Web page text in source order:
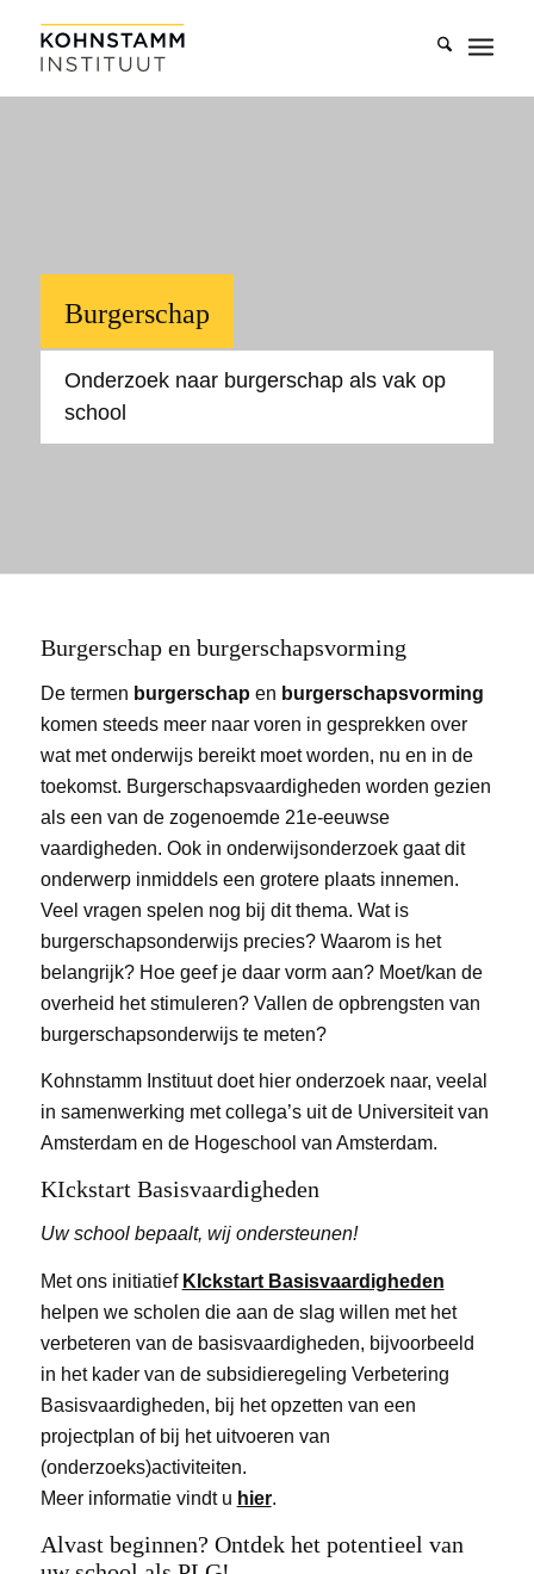
Burgerschap
Onderzoek naar burgerschap als vak op
school
Burgerschap en burgerschapsvorming
De termen burgerschap en burgerschapsvorming
komen steeds meer naar voren in gesprekken over
wat met onderwijs bereikt moet worden, nu en in de
toekomst. Burgerschapsvaardigheden worden gezien
als een van de zogenoemde 21e-eeuwse
vaardigheden. Ook in onderwijsonderzoek gaat dit
onderwerp inmiddels een grotere plaats innemen.
Veel vragen spelen nog bij dit thema. Wat is
burgerschapsonderwijs precies? Waarom is het
belangrijk? Hoe geef je daar vorm aan? Moet/kan de
overheid het stimuleren? Vallen de opbrengsten van
burgerschapsonderwijs te meten?
Kohnstamm Instituut doet hier onderzoek naar, veelal
in samenwerking met collega’s uit de Universiteit van
Amsterdam en de Hogeschool van Amsterdam.
KIckstart Basisvaardigheden
Uw school bepaalt, wij ondersteunen!
Met ons initiatief KIckstart Basisvaardigheden
helpen we scholen die aan de slag willen met het
verbeteren van de basisvaardigheden, bijvoorbeeld
in het kader van de subsidieregeling Verbetering
Basisvaardigheden, bij het opzetten van een
projectplan of bij het uitvoeren van
(onderzoeks)activiteiten.
Meer informatie vindt u hier.
Alvast beginnen? Ontdek het potentieel van